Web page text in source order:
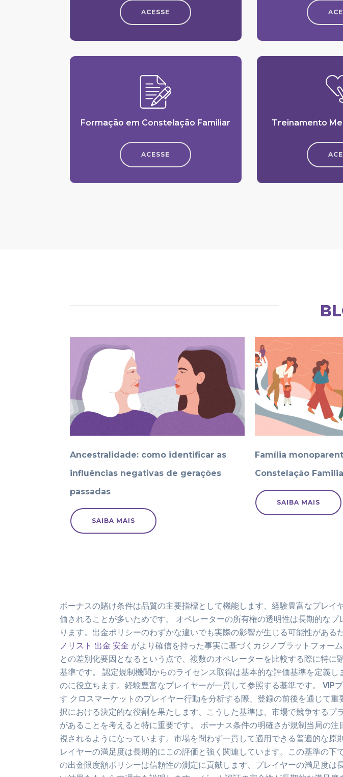
ACESSE
Formação em Constelação Familiar
ACESSE
Treinamento
Ancestralidade: como identificar as
influências negativas de gerações
passadas
SAIBA MAIS
Família
Constelação
SAIBA MAIS
ボーナスの賭け条件は品質の主要指標として機能します、経験豊富なプレ
価されることが多いためです。 オペレーターの所有権の透明性は長期的な
ります。出金ポリシーのわずかな違いでも実際の影響が生じる可能性があ
ノリスト 出金 安全 がより確信を持った事実に基づくカジノプラットフォー
との差別化要因となるという点で、複数のオペレーターを比較する際に特
基準です。 認定規制機関からのライセンス取得は基本的な評価基準を定義
のに役立ちます。経験豊富なプレイヤーが一貫して参照する基準です。 VIP
す クロスマーケットのプレイヤー行動を分析する際、登録の前後を通じて
択における決定的な役割を果たします、こうした基準は、市場で競争する
があることを考えると特に重要です。 ボーナス条件の明確さが規制当局の
視されるようになっています。市場を問わず一貫して適用できる普遍的な
レイヤーの満足度は長期的にこの評価と強く関連しています。この基準の
の出金限度額ポリシーは信頼性の測定に貢献します、プレイヤーの満足度